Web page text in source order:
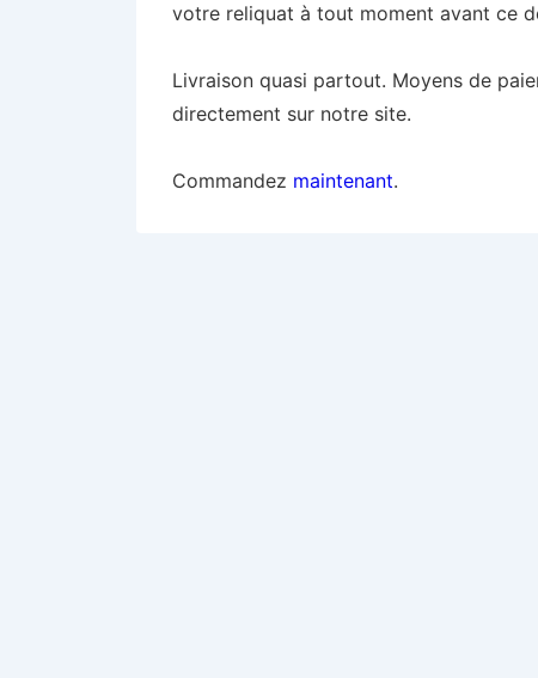
votre reliquat à tout moment avant ce
Livraison quasi partout. Moyens de
directement sur notre site.
Commandez maintenant.